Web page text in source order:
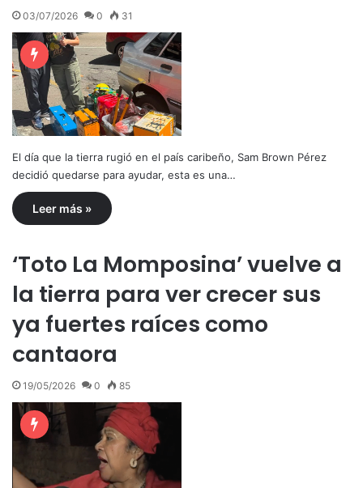
03/07/2026 0 31
El día que la tierra rugió en el país caribeño, Sam Brown Pérez
decidió quedarse para ayudar, esta es una…
Leer más »
‘Toto La Momposina’ vuelve a
la tierra para ver crecer sus
ya fuertes raíces como
cantaora
19/05/2026 0 85